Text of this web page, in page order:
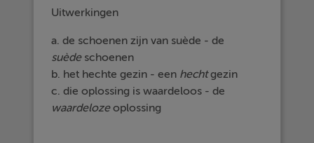
Uitwerkingen
a. de schoenen zijn van suède - de
suèdeschoenen
b. het hechte gezin - een hechtgezin
c. die oplossing is waardeloos - de
waardelozeoplossing